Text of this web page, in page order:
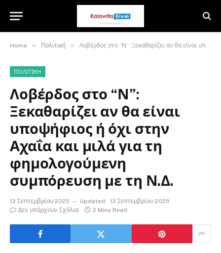
Home » Πολιτική » Λοβέρδος στο “Ν”: Ξεκαθαρίζει αν θα είναι υποψήφιος ή όχι στην Αχαΐα και μιλά για τη φημολογούμενη συμπόρευση με τη Ν.Δ.
ΠΟΛΙΤΙΚΉ
Λοβέρδος στο “Ν”:
Ξεκαθαρίζει αν θα είναι
υποψήφιος ή όχι στην
Αχαΐα και μιλά για τη
φημολογούμενη
συμπόρευση με τη Ν.Δ.
13 Σεπτεμβρίου 2025 Updated: 13 Σεπτεμβρίου 2025
Δεν υπάρχουν Σχόλια
2 Mins Read